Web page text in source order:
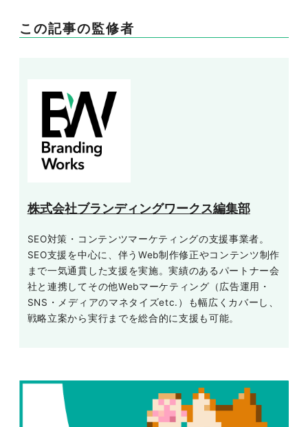
この記事の監修者
株式会社ブランディングワークス編集部
SEO対策・コンテンツマーケティングの支援事業者。
SEO支援を中心に、伴うWeb制作修正やコンテンツ制作
まで一気通貫した支援を実施。実績のあるパートナー会
社と連携してその他Webマーケティング（広告運用・
SNS・メディアのマネタイズetc.）も幅広くカバーし、
戦略立案から実行までを総合的に支援も可能。